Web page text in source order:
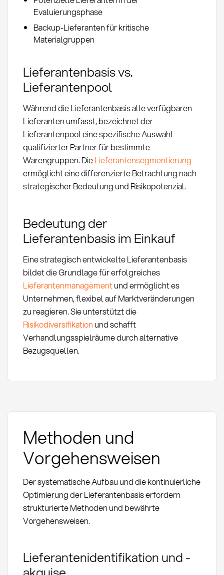
Evaluierungsphase
Backup-Lieferanten für kritische
Materialgruppen
Lieferantenbasis vs.
Lieferantenpool
Während die Lieferantenbasis alle verfügbaren
Lieferanten umfasst, bezeichnet der
Lieferantenpool eine spezifische Auswahl
qualifizierter Partner für bestimmte
Warengruppen. DieLieferantensegmentierung
ermöglicht eine differenzierte Betrachtung nach
strategischer Bedeutung und Risikopotenzial.
Bedeutung der
Lieferantenbasis im Einkauf
Eine strategisch entwickelte Lieferantenbasis
bildet die Grundlage für erfolgreiches
Lieferantenmanagementund ermöglicht es
Unternehmen, flexibel auf Marktveränderungen
zu reagieren. Sie unterstützt die
Risikodiversifikation und schafft
Verhandlungsspielräume durch alternative
Bezugsquellen.
Methoden und
Vorgehensweisen
Der systematische Aufbau und die kontinuierliche
Optimierung der Lieferantenbasis erfordern
strukturierte Methoden und bewährte
Vorgehensweisen.
Lieferantenidentifikation und -